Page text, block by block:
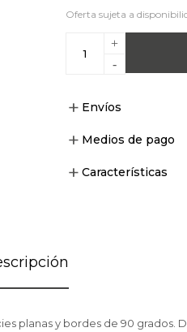
Oferta sujeta a
+
-
Envíos
Medios de pago
Características
planas y bordes de 90 grados.